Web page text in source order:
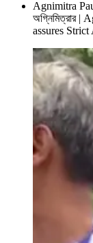
Agnimitra Paul:
অগ্নিমিত্রার
assures